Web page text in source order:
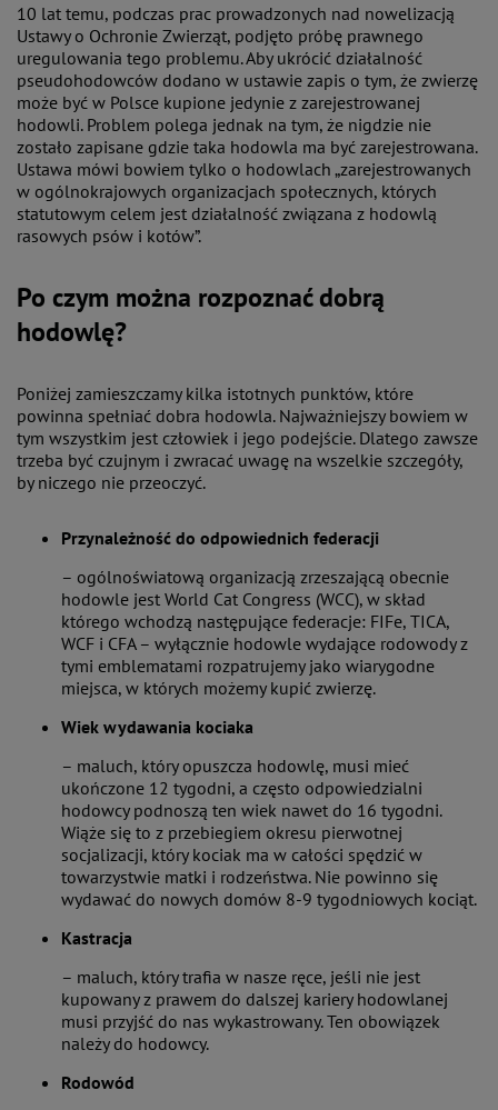
10 lat temu, podczas prac prowadzonych nad nowelizacją
Ustawy o Ochronie Zwierząt, podjęto próbę prawnego
uregulowania tego problemu. Aby ukrócić działalność
pseudohodowców dodano w ustawie zapis o tym, że zwierzę
może być w Polsce kupione jedynie z zarejestrowanej
hodowli. Problem polega jednak na tym, że nigdzie nie
zostało zapisane gdzie taka hodowla ma być zarejestrowana.
Ustawa mówi bowiem tylko o hodowlach „zarejestrowanych
w ogólnokrajowych organizacjach społecznych, których
statutowym celem jest działalność związana z hodowlą
rasowych psów i kotów”.
Po czym można rozpoznać dobrą
hodowlę?
Poniżej zamieszczamy kilka istotnych punktów, które
powinna spełniać dobra hodowla. Najważniejszy bowiem w
tym wszystkim jest człowiek i jego podejście. Dlatego zawsze
trzeba być czujnym i zwracać uwagę na wszelkie szczegóły,
by niczego nie przeoczyć.
Przynależność do odpowiednich federacji
– ogólnoświatową organizacją zrzeszającą obecnie
hodowle jest World Cat Congress (WCC), w skład
którego wchodzą następujące federacje: FIFe, TICA,
WCF i CFA – wyłącznie hodowle wydające rodowody z
tymi emblematami rozpatrujemy jako wiarygodne
miejsca, w których możemy kupić zwierzę.
Wiek wydawania kociaka
– maluch, który opuszcza hodowlę, musi mieć
ukończone 12 tygodni, a często odpowiedzialni
hodowcy podnoszą ten wiek nawet do 16 tygodni.
Wiąże się to z przebiegiem okresu pierwotnej
socjalizacji, który kociak ma w całości spędzić w
towarzystwie matki i rodzeństwa. Nie powinno się
wydawać do nowych domów 8-9 tygodniowych kociąt.
Kastracja
– maluch, który trafia w nasze ręce, jeśli nie jest
kupowany z prawem do dalszej kariery hodowlanej
musi przyjść do nas wykastrowany. Ten obowiązek
należy do hodowcy.
Rodowód